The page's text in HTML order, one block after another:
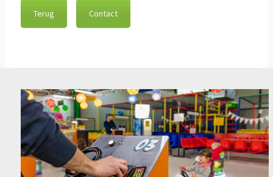
Terug Contact